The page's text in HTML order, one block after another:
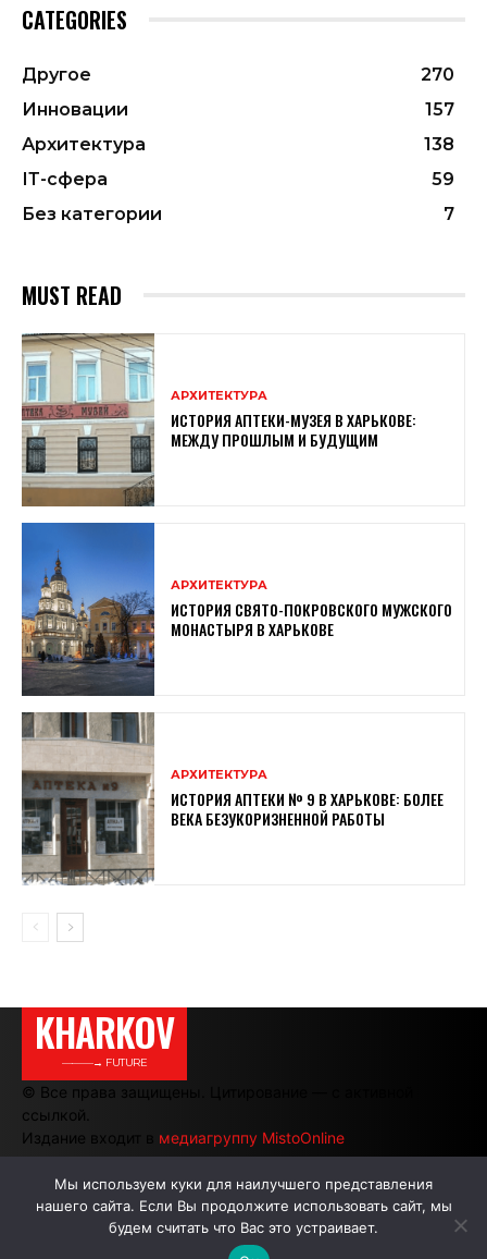
CATEGORIES
Другое
270
Инновации
157
Архитектура
138
ІТ-сфера
59
Без категории
7
MUST READ
АРХИТЕКТУРА
ИСТОРИЯ АПТЕКИ-МУЗЕЯ В ХАРЬКОВЕ:
МЕЖДУ ПРОШЛЫМ И БУДУЩИМ
АРХИТЕКТУРА
ИСТОРИЯ СВЯТО-ПОКРОВСКОГО МУЖСКОГО
МОНАСТЫРЯ В ХАРЬКОВЕ
АРХИТЕКТУРА
ИСТОРИЯ АПТЕКИ № 9 В ХАРЬКОВЕ: БОЛЕЕ
ВЕКА БЕЗУКОРИЗНЕННОЙ РАБОТЫ
KHARKOV
———→ FUTURE
© Все права защищены. Цитирование — с активной
ссылкой.
Издание входит в медиагруппу MistoOnline
АВТОРЫ РЕКЛАМА НА САЙТЕ
Мы используем куки для наилучшего представления
нашего сайта. Если Вы продолжите использовать сайт, мы
будем считать что Вас это устраивает.